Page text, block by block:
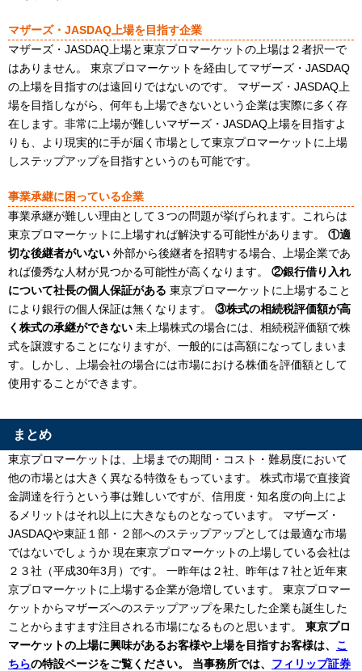
マザーズ・JASDAQ上場を目指す企業
マザーズ・JASDAQ上場と東京プロマーケットの上場は２者択一で
はありません。 東京プロマーケットを経由してマザーズ・JASDAQ
の上場を目指すのは遠回りではないのです。 マザーズ・JASDAQ上
場を目指しながら、何年も上場できないという企業は実際に多く存
在します。非常に上場が難しいマザーズ・JASDAQ上場を目指すよ
りも、より現実的に手が届く市場として東京プロマーケットに上場
しステップアップを目指すというのも可能です。
事業承継に困っている企業
事業承継が難しい理由として３つの問題が挙げられます。これらは
東京プロマーケットに上場すれば解決する可能性があります。 ①適
切な後継者がいない 外部から後継者を招聘する場合、上場企業であ
れば優秀な人材が見つかる可能性が高くなります。 ②銀行借り入れ
について社長の個人保証がある 東京プロマーケットに上場すること
により銀行の個人保証は無くなります。 ③株式の相続税評価額が高
く株式の承継ができない 未上場株式の場合には、相続税評価額で株
式を譲渡することになりますが、一般的には高額になってしまいま
す。しかし、上場会社の場合には市場における株価を評価額として
使用することができます。
まとめ
東京プロマーケットは、上場までの期間・コスト・難易度において
他の市場とは大きく異なる特徴をもっています。 株式市場で直接資
金調達を行うという事は難しいですが、信用度・知名度の向上によ
るメリットはそれ以上に大きなものとなっています。 マザーズ・
JASDAQや東証１部・２部へのステップアップとしては最適な市場
ではないでしょうか 現在東京プロマーケットの上場している会社は
２３社（平成30年3月）です。 一昨年は２社、昨年は７社と近年東
京プロマーケットに上場する企業が急増しています。 東京プロマー
ケットからマザーズへのステップアップを果たした企業も誕生した
ことからますます注目される市場になるものと思います。 東京プロ
マーケットの上場に興味があるお客様や上場を目指すお客様は、 こ
ちらの特設ページをご覧ください。 当事務所では、 フィリップ証券